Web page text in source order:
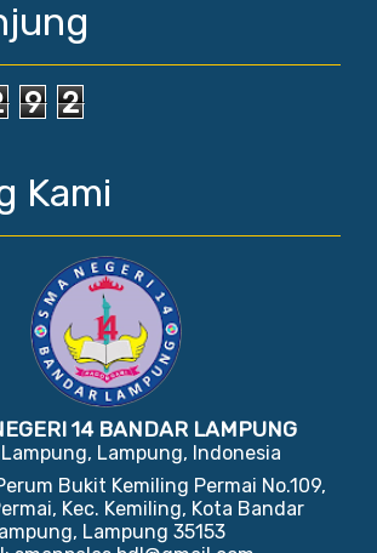
9 2
Kami
14 BANDAR LAMPUNG
Lampung, Indonesia
Bukit Kemiling Permai No.109,
Kec. Kemiling, Kota Bandar
Lampung 35153